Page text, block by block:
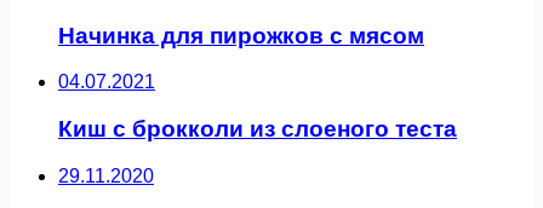
Начинка для пирожков с мясом
04.07.2021
Киш с брокколи из слоеного теста
29.11.2020